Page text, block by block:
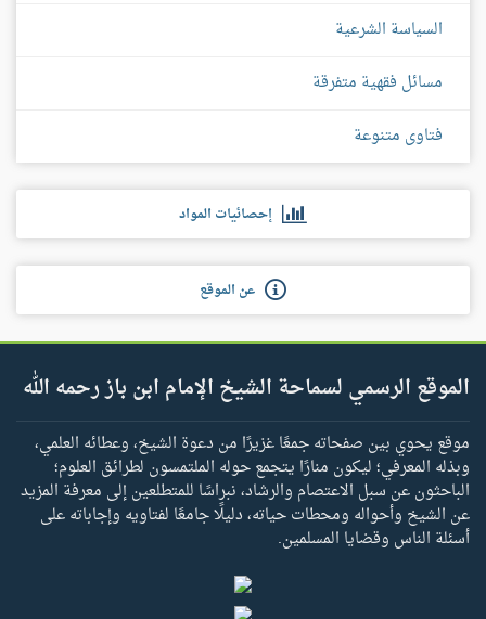
السياسة الشرعية
مسائل فقهية متفرقة
فتاوى متنوعة
إحصائيات المواد
عن الموقع
الموقع الرسمي لسماحة الشيخ الإمام ابن باز رحمه الله
موقع يحوي بين صفحاته جمعًا غزيرًا من دعوة الشيخ، وعطائه العلمي،
وبذله المعرفي؛ ليكون منارًا يتجمع حوله الملتمسون لطرائق العلوم؛
الباحثون عن سبل الاعتصام والرشاد، نبراسًا للمتطلعين إلى معرفة المزيد
عن الشيخ وأحواله ومحطات حياته، دليلًا جامعًا لفتاويه وإجاباته على
أسئلة الناس وقضايا المسلمين.